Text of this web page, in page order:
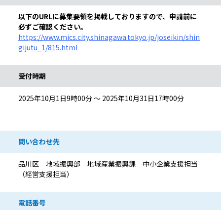
以下のURLに募集要領を掲載しておりますので、申請前に
必ずご確認ください。
https://www.mics.city.shinagawa.tokyo.jp/joseikin/shin
gijutu_1/815.html
受付時期
2025年10月1日9時00分 ～ 2025年10月31日17時00分
問い合わせ先
品川区 地域振興部 地域産業振興課 中小企業支援担当
（経営支援担当）
電話番号